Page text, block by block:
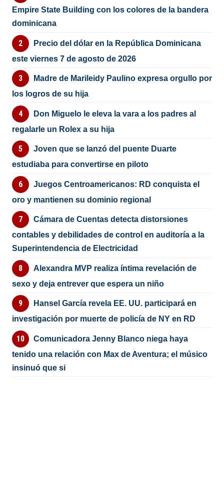
Empire State Building con los colores de la bandera
dominicana
Precio del dólar en la República Dominicana
este viernes 7 de agosto de 2026
Madre de Marileidy Paulino expresa orgullo por
los logros de su hija
Don Miguelo le eleva la vara a los padres al
regalarle un Rolex a su hija
Joven que se lanzó del puente Duarte
estudiaba para convertirse en piloto
Juegos Centroamericanos: RD conquista el
oro y mantienen su dominio regional
Cámara de Cuentas detecta distorsiones
contables y debilidades de control en auditoría a la
Superintendencia de Electricidad
Alexandra MVP realiza íntima revelación de
sexo y deja entrever que espera un niño
Hansel García revela EE. UU. participará en
investigación por muerte de policía de NY en RD
Comunicadora Jenny Blanco niega haya
tenido una relación con Max de Aventura; el músico
insinuó que si